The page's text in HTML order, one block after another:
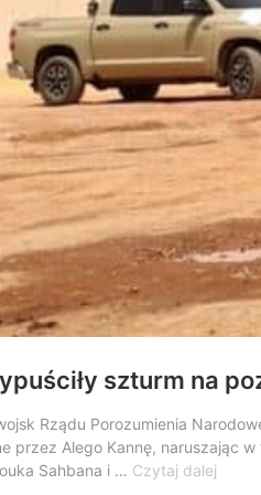
szturm na
Rządu Porozumienia
przez Alego Kannę, naruszając
Sahbana i … Czytaj dalej